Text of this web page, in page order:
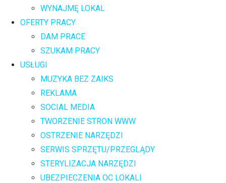
WYNAJMĘ LOKAL
OFERTY PRACY
DAM PRACE
SZUKAM PRACY
USŁUGI
MUZYKA BEZ ZAIKS
REKLAMA
SOCIAL MEDIA
TWORZENIE STRON WWW
OSTRZENIE NARZĘDZI
SERWIS SPRZĘTU/PRZEGLĄDY
STERYLIZACJA NARZĘDZI
UBEZPIECZENIA OC LOKALI